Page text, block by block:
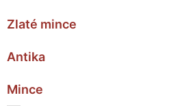
Zlaté mince
Antika
Mince